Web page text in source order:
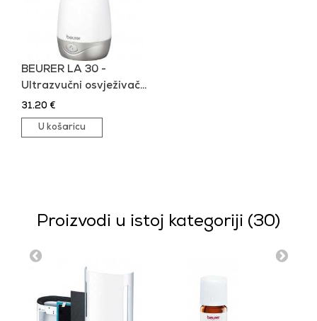
BEURER LA 30 -
Ultrazvučni osvježivač...
31.20 €
U košaricu
Proizvodi u istoj kategoriji (30)